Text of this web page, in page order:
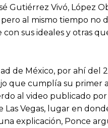
Gutiérrez Vivó, López
al mismo tiempo no
sus ideales y otras
de México, por ahí del
que cumplía su primer
al video publicado por
Vegas, lugar en
explicación, Ponce